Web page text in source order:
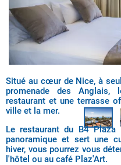
Situé au cœur de Nice, à
promenade des
restaurant et une terrasse
ville et la mer.
Le restaurant du B4 Plaza
panoramique et sert une
hiver, vous pourrez vous
l'hôtel ou au café Plaz'Art.